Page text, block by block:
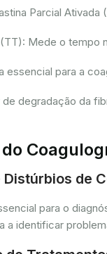
Parcial Ativada
Mede o tempo
essencial para a
degradação da
de
para o
a identificar